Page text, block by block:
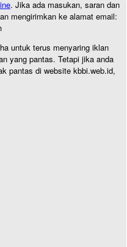
. Jika ada masukan, saran dan
mengirimkan ke alamat email:
untuk terus menyaring iklan
yang pantas. Tetapi jika anda
pantas di website kbbi.web.id,